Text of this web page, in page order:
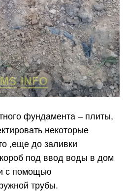
фундамента – плиты,
некоторые
,еще до заливки
под ввод воды в дом
с помощью
трубы.